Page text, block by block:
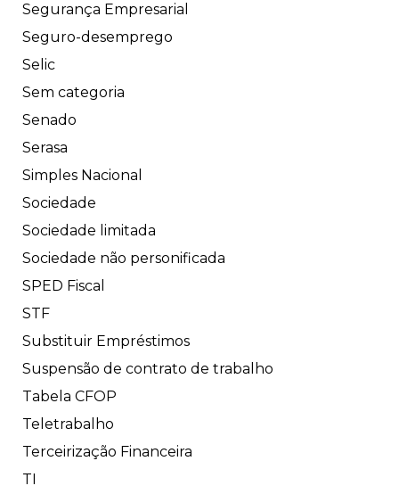
Segurança Empresarial
Seguro-desemprego
Selic
Sem categoria
Senado
Serasa
Simples Nacional
Sociedade
Sociedade limitada
Sociedade não personificada
SPED Fiscal
STF
Substituir Empréstimos
Suspensão de contrato de trabalho
Tabela CFOP
Teletrabalho
Terceirização Financeira
TI